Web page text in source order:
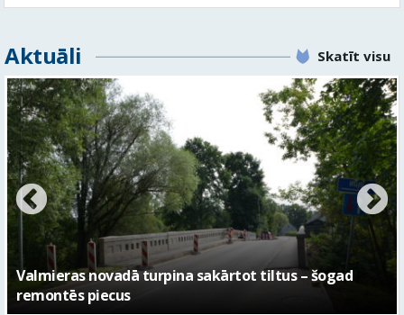
Aktuāli Skatīt visu
No pagaidu teātra līdz laikmetīgās kultūras centram
– kā attīstīsies “Kurtuve”